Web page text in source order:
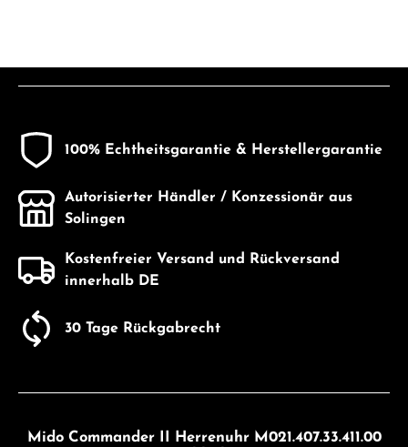
100% Echtheitsgarantie & Herstellergarantie
Autorisierter Händler / Konzessionär aus
Solingen
Kostenfreier Versand und Rückversand
innerhalb DE
30 Tage Rückgabrecht
Mido Commander II Herrenuhr M021.407.33.411.00